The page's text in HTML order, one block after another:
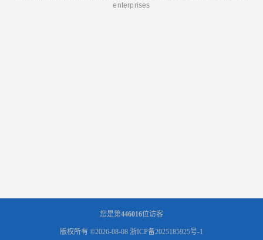
enterprises
您是第446016位访客
版权所有 ©2026-08-08 浙ICP备2025185925号-1